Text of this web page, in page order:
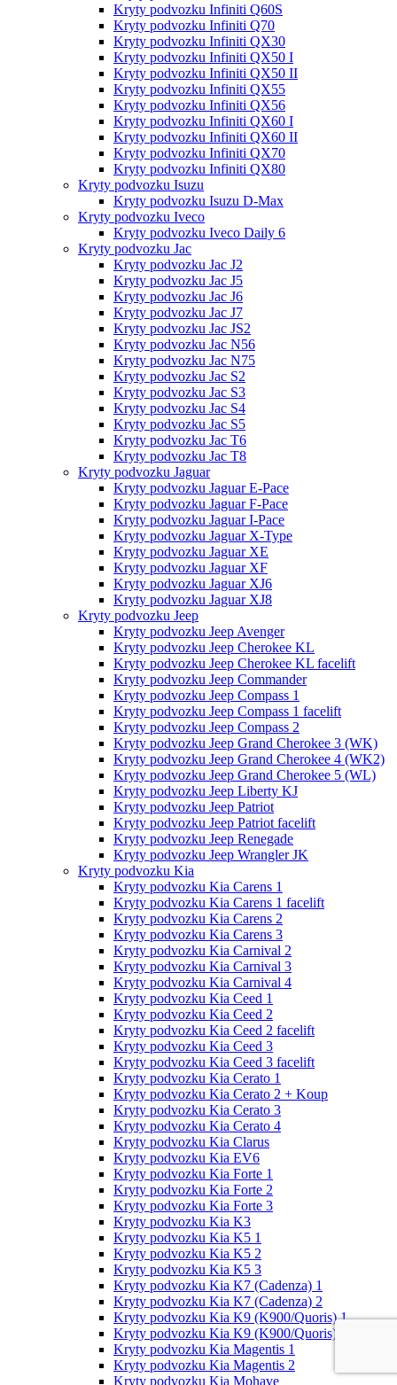
Kryty podvozku Infiniti Q60S
Kryty podvozku Infiniti Q70
Kryty podvozku Infiniti QX30
Kryty podvozku Infiniti QX50 I
Kryty podvozku Infiniti QX50 II
Kryty podvozku Infiniti QX55
Kryty podvozku Infiniti QX56
Kryty podvozku Infiniti QX60 I
Kryty podvozku Infiniti QX60 II
Kryty podvozku Infiniti QX70
Kryty podvozku Infiniti QX80
Kryty podvozku Isuzu
Kryty podvozku Isuzu D-Max
Kryty podvozku Iveco
Kryty podvozku Iveco Daily 6
Kryty podvozku Jac
Kryty podvozku Jac J2
Kryty podvozku Jac J5
Kryty podvozku Jac J6
Kryty podvozku Jac J7
Kryty podvozku Jac JS2
Kryty podvozku Jac N56
Kryty podvozku Jac N75
Kryty podvozku Jac S2
Kryty podvozku Jac S3
Kryty podvozku Jac S4
Kryty podvozku Jac S5
Kryty podvozku Jac T6
Kryty podvozku Jac T8
Kryty podvozku Jaguar
Kryty podvozku Jaguar E-Pace
Kryty podvozku Jaguar F-Pace
Kryty podvozku Jaguar I-Pace
Kryty podvozku Jaguar X-Type
Kryty podvozku Jaguar XE
Kryty podvozku Jaguar XF
Kryty podvozku Jaguar XJ6
Kryty podvozku Jaguar XJ8
Kryty podvozku Jeep
Kryty podvozku Jeep Avenger
Kryty podvozku Jeep Cherokee KL
Kryty podvozku Jeep Cherokee KL facelift
Kryty podvozku Jeep Commander
Kryty podvozku Jeep Compass 1
Kryty podvozku Jeep Compass 1 facelift
Kryty podvozku Jeep Compass 2
Kryty podvozku Jeep Grand Cherokee 3 (WK)
Kryty podvozku Jeep Grand Cherokee 4 (WK2)
Kryty podvozku Jeep Grand Cherokee 5 (WL)
Kryty podvozku Jeep Liberty KJ
Kryty podvozku Jeep Patriot
Kryty podvozku Jeep Patriot facelift
Kryty podvozku Jeep Renegade
Kryty podvozku Jeep Wrangler JK
Kryty podvozku Kia
Kryty podvozku Kia Carens 1
Kryty podvozku Kia Carens 1 facelift
Kryty podvozku Kia Carens 2
Kryty podvozku Kia Carens 3
Kryty podvozku Kia Carnival 2
Kryty podvozku Kia Carnival 3
Kryty podvozku Kia Carnival 4
Kryty podvozku Kia Ceed 1
Kryty podvozku Kia Ceed 2
Kryty podvozku Kia Ceed 2 facelift
Kryty podvozku Kia Ceed 3
Kryty podvozku Kia Ceed 3 facelift
Kryty podvozku Kia Cerato 1
Kryty podvozku Kia Cerato 2 + Koup
Kryty podvozku Kia Cerato 3
Kryty podvozku Kia Cerato 4
Kryty podvozku Kia Clarus
Kryty podvozku Kia EV6
Kryty podvozku Kia Forte 1
Kryty podvozku Kia Forte 2
Kryty podvozku Kia Forte 3
Kryty podvozku Kia K3
Kryty podvozku Kia K5 1
Kryty podvozku Kia K5 2
Kryty podvozku Kia K5 3
Kryty podvozku Kia K7 (Cadenza) 1
Kryty podvozku Kia K7 (Cadenza) 2
Kryty podvozku Kia K9 (K900/Quoris) 1
Kryty podvozku Kia K9 (K900/Quoris) 2
Kryty podvozku Kia Magentis 1
Kryty podvozku Kia Magentis 2
Kryty podvozku Kia Mohave